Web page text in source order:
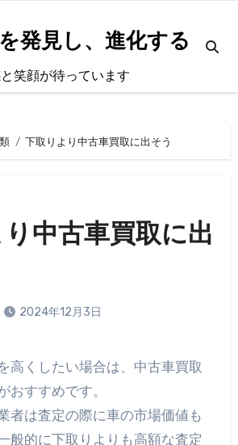
発見し、進化する
笑顔が待っています
下取りより中古車買取に出そう
り中古車買取に出
2024年12月3日
おすすめです。
者は査定の際に車の市場価値も
般的に下取りよりも高額な査定